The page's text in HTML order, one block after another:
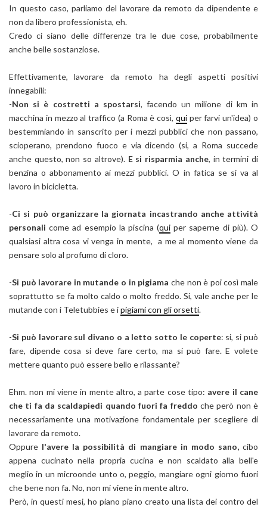
In questo caso, parliamo del lavorare da remoto da dipendente e
non da libero professionista, eh.
Credo ci siano delle differenze tra le due cose, probabilmente
anche belle sostanziose.
Effettivamente, lavorare da remoto ha degli aspetti positivi
innegabili:
-Non si è costretti a spostarsi, facendo un milione di km in
macchina in mezzo al traffico (a Roma è così, quiper farvi un'idea) o
bestemmiando in sanscrito per i mezzi pubblici che non passano,
scioperano, prendono fuoco e via dicendo (si, a Roma succede
anche questo, non so altrove). E si risparmia anche, in termini di
benzina o abbonamento ai mezzi pubblici. O in fatica se si va al
lavoro in bicicletta.
-Ci si può organizzare la giornata incastrando anche attività
personali come ad esempio la piscina (qui per saperne di più). O
qualsiasi altra cosa vi venga in mente, a me al momento viene da
pensare solo al profumo di cloro.
-Si può lavorare in mutande o in pigiama che non è poi così male
soprattutto se fa molto caldo o molto freddo. Si, vale anche per le
mutande con i Teletubbies e ipigiami con gli orsetti.
-Si può lavorare sul divano o a letto sotto le coperte: si, si può
fare, dipende cosa si deve fare certo, ma si può fare. E volete
mettere quanto può essere bello e rilassante?
Ehm. non mi viene in mente altro, a parte cose tipo: avere il cane
che ti fa da scaldapiedi quando fuori fa freddo che però non è
necessariamente una motivazione fondamentale per scegliere di
lavorare da remoto.
Oppure l'avere la possibilità di mangiare in modo sano,cibo
appena cucinato nella propria cucina e non scaldato alla bell'e
meglio in un microonde unto o, peggio, mangiare ogni giorno fuori
che bene non fa. No, non mi viene in mente altro.
Però, in questi mesi, ho piano piano creato una lista dei contro del